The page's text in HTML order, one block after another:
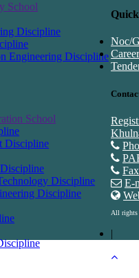
School
Discipline
Engineering Discipline
School
Discipline
Discipline
Discipline
Noc/
Career
E-
All rights
|